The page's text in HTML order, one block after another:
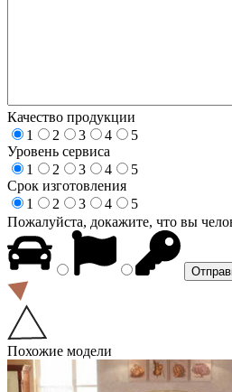
Качество продукции
1
2 3 4
5
Уровень сервиса
1
2 3 4
5
Срок изготовления
1
2 3 4
5
Пожалуйста, докажите, что вы
Похожие модели